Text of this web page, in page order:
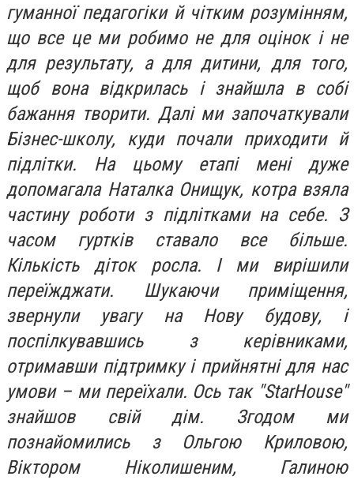
гуманної педагогіки й чітким розумінням,
що все це ми робимо не для оцінок і не
для результату, а для дитини, для того,
щоб вона відкрилась і знайшла в собі
бажання творити. Далі ми започаткували
Бізнес-школу, куди почали приходити й
підлітки. На цьому етапі мені дуже
допомагала Наталка Онищук, котра взяла
частину роботи з підлітками на себе. З
часом гуртків ставало все більше.
Кількість діток росла. І ми вирішили
переїжджати. Шукаючи приміщення,
звернули увагу на Нову будову, і
поспілкувавшись з керівниками,
отримавши підтримку і прийнятні для нас
умови – ми переїхали. Ось так "StarHouse"
знайшов свій дім. Згодом ми
познайомились з Ольгою Криловою,
Віктором Ніколишеним, Галиною